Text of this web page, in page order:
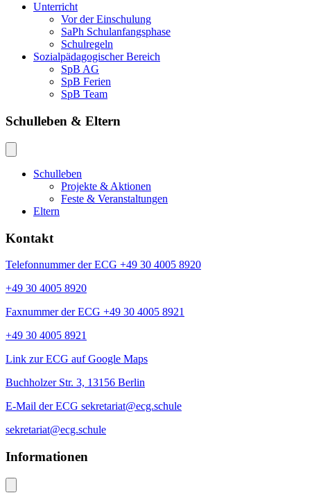
Unterricht
Vor der Einschulung
SaPh Schulanfangsphase
Schulregeln
Sozialpädagogischer Bereich
SpB AG
SpB Ferien
SpB Team
Schulleben & Eltern
Schulleben
Projekte & Aktionen
Feste & Veranstaltungen
Eltern
Kontakt
Telefonnummer der ECG +49 30 4005 8920
+49 30 4005 8920
Faxnummer der ECG +49 30 4005 8921
+49 30 4005 8921
Link zur ECG auf Google Maps
Buchholzer Str. 3, 13156 Berlin
E-Mail der ECG sekretariat@ecg.schule
sekretariat@ecg.schule
Informationen